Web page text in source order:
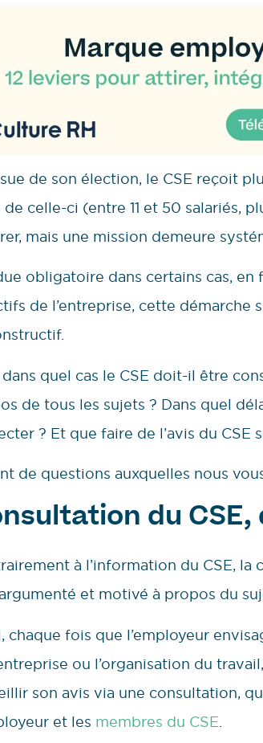
de son élection, le CSE reçoit
celle-ci (entre 11 et 50 salariés,
mais une mission demeure
obligatoire dans certains cas,
de l’entreprise, cette démarche
dans quel cas le CSE doit-il être
de tous les sujets ? Dans quel
? Et que faire de l’avis du CSE
de questions auxquelles nous
du CSE,
à l’information du CSE,
et motivé à propos du
chaque fois que l’employeur
ou l’organisation du
son avis via une consultation,
et les membres du CSE.